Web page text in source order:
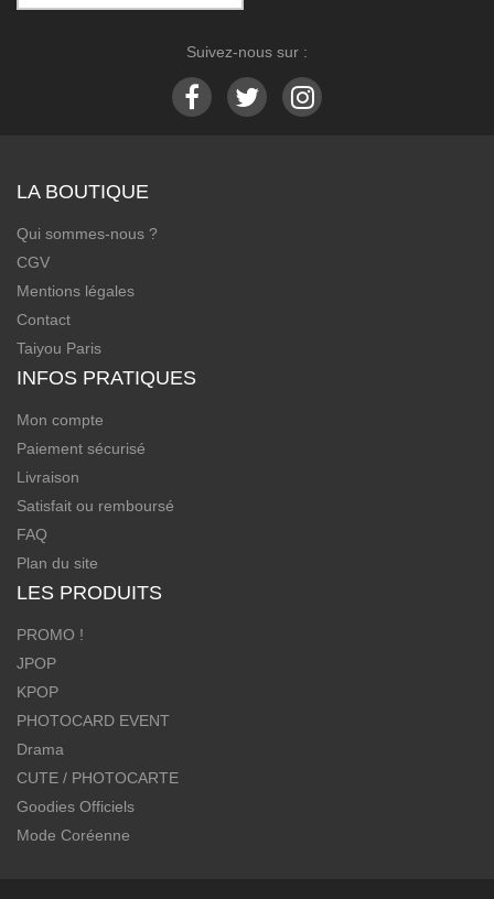
Suivez-nous sur :
LA BOUTIQUE
Qui sommes-nous ?
CGV
Mentions légales
Contact
Taiyou Paris
INFOS PRATIQUES
Mon compte
Paiement sécurisé
Livraison
Satisfait ou remboursé
FAQ
Plan du site
LES PRODUITS
PROMO !
JPOP
KPOP
PHOTOCARD EVENT
Drama
CUTE / PHOTOCARTE
Goodies Officiels
Mode Coréenne